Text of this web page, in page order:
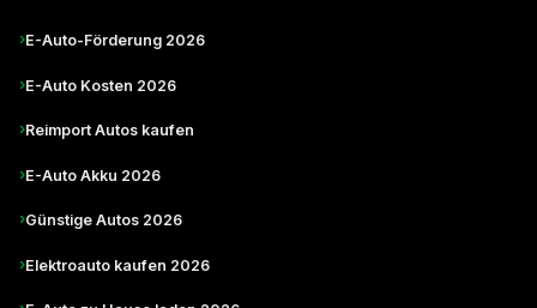
›E-Auto-Förderung 2026
›E-Auto Kosten 2026
›Reimport Autos kaufen
›E-Auto Akku 2026
›Günstige Autos 2026
›Elektroauto kaufen 2026